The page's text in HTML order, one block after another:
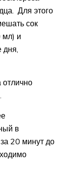
Для этого
сок
мл) и
дня,
отлично
в
20 минут до